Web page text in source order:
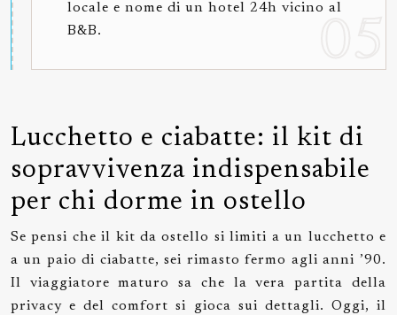
locale e nome di un hotel 24h vicino al
B&B.
Lucchetto e ciabatte: il kit di
sopravvivenza indispensabile
per chi dorme in ostello
Se pensi che il kit da ostello si limiti a un lucchetto e
a un paio di ciabatte, sei rimasto fermo agli anni ’90.
Il viaggiatore maturo sa che la vera partita della
privacy e del comfort si gioca sui dettagli. Oggi, il